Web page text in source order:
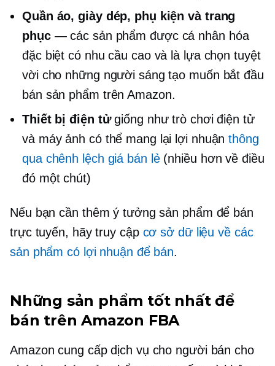
Quần áo, giày dép, phụ kiện và trang
phục— các sản phẩm được cá nhân hóa
đặc biệt có nhu cầu cao và là lựa chọn tuyệt
vời cho những người sáng tạo muốn bắt đầu
bán sản phẩm trên Amazon.
Thiết bị điện tửgiống như trò chơi điện tử
và máy ảnh có thể mang lại lợi nhuậnthông
qua chênh lệch giá bán lẻ(nhiều hơn về điều
đó một chút)
Nếu bạn cần thêm ý tưởng sản phẩm để bán
trực tuyến, hãy truy cập cơ sở dữ liệu về các
sản phẩm có lợi nhuận để bán.
Những sản phẩm tốt nhất để
bán trên Amazon FBA
Amazon cung cấp dịch vụ cho người bán cho